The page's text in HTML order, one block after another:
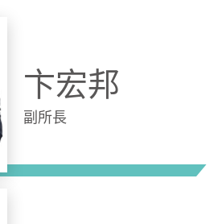
卞宏邦
副所長